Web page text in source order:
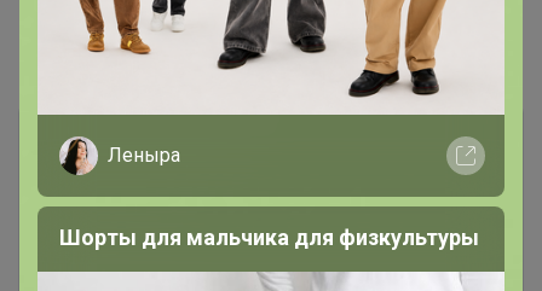
Показаны записи1-2 .
Леныра
Шорты для мальчика для физкультуры